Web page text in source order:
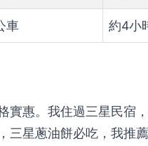
車 約4小
實惠。我住過三星民宿
三星蔥油餅必吃，我推